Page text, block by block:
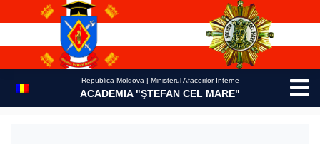
Republica Moldova | Ministerul Afacerilor Interne
ACADEMIA "ŞTEFAN CEL MARE"